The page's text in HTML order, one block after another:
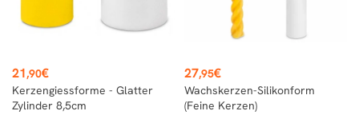
Preis
21,90€
Kerzengiessforme - Glatter
Zylinder 8,5cm
Preis
27,95€
Wachskerzen-Silikonform
(feine Kerzen)